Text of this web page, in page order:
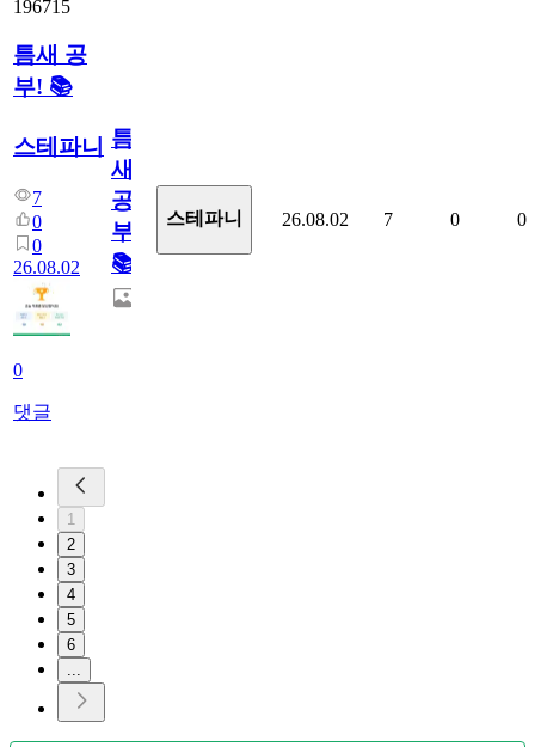
196715
틈새 공
부! 📚
스테파니
7
0
0
26.08.02
0
댓글
틈
새
공
부!
📚
스테파니 26.08.02 7 0 0
1
2
3
4
5
6